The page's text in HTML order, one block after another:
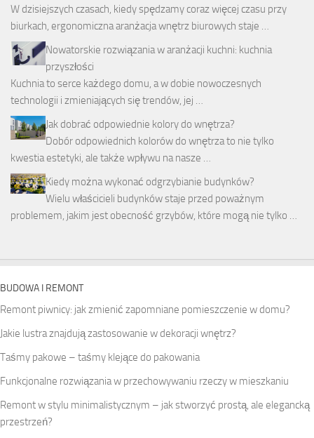
W dzisiejszych czasach, kiedy spędzamy coraz więcej czasu przy
biurkach, ergonomiczna aranżacja wnętrz biurowych staje …
Nowatorskie rozwiązania w aranżacji kuchni: kuchnia
przyszłości
Kuchnia to serce każdego domu, a w dobie nowoczesnych
technologii i zmieniających się trendów, jej …
Jak dobrać odpowiednie kolory do wnętrza?
Dobór odpowiednich kolorów do wnętrza to nie tylko
kwestia estetyki, ale także wpływu na nasze …
Kiedy można wykonać odgrzybianie budynków?
Wielu właścicieli budynków staje przed poważnym
problemem, jakim jest obecność grzybów, które mogą nie tylko …
BUDOWA I REMONT
Remont piwnicy: jak zmienić zapomniane pomieszczenie w domu?
Jakie lustra znajdują zastosowanie w dekoracji wnętrz?
Taśmy pakowe – taśmy klejące do pakowania
Funkcjonalne rozwiązania w przechowywaniu rzeczy w mieszkaniu
Remont w stylu minimalistycznym – jak stworzyć prostą, ale elegancką
przestrzeń?